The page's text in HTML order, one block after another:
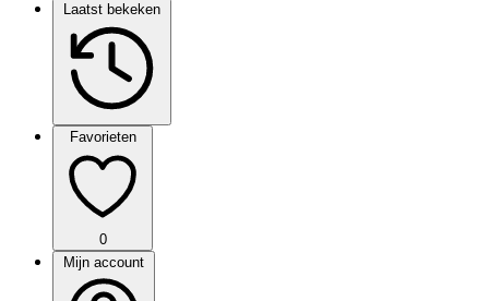
Laatst bekeken
Favorieten
0
Mijn account